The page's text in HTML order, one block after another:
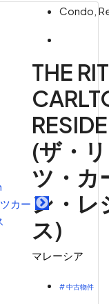
Condo,
THE
(ザ・
ツ・カ
ン・レ
ス)
マレーシア
# 中古物件